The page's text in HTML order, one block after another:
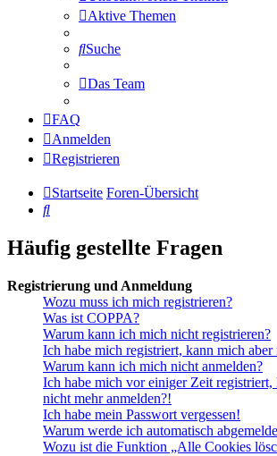
Aktive Themen
Suche
Das Team
FAQ
Anmelden
Registrieren
Startseite Foren-Übersicht
Suche
Häufig gestellte Fragen
Registrierung und Anmeldung
Wozu muss ich mich registrieren?
Was ist COPPA?
Warum kann ich mich nicht registrieren?
Ich habe mich registriert, kann mich aber
Warum kann ich mich nicht anmelden?
Ich habe mich vor einiger Zeit registriert,
nicht mehr anmelden?!
Ich habe mein Passwort vergessen!
Warum werde ich automatisch
Wozu ist die Funktion „Alle Cookies